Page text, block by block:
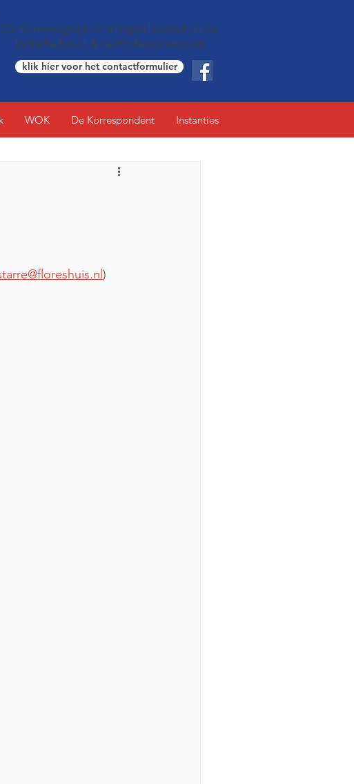
De Korrewegwijk Groningen bestaat uit de
Indische buurt & de Professorenbuurt
klik hier voor het contactformulier
WOK De Korrespondent Instanties
)